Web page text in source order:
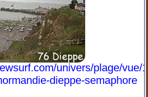
univers/plage/vue/
dieppe-semaphore